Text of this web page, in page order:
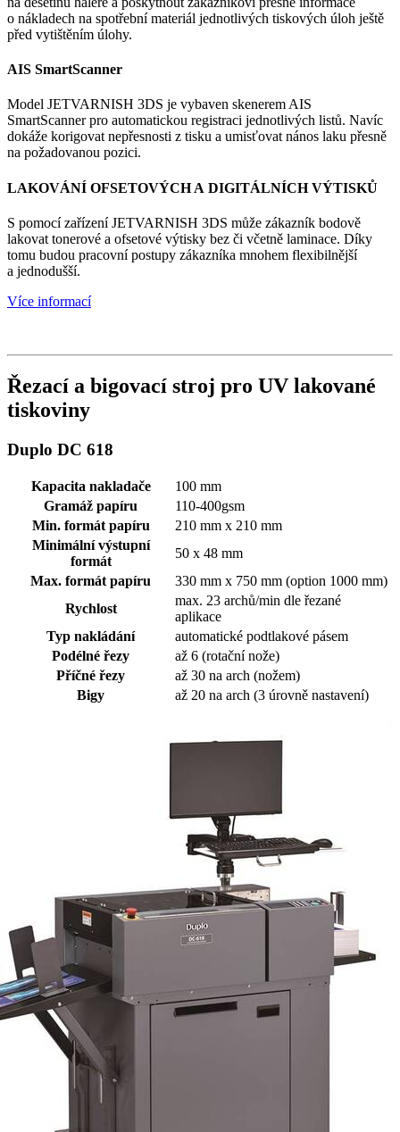
o nákladech na spotřební materiál jednotlivých tiskových úloh ještě
před vytištěním úlohy.
AIS SmartScanner
Model JETVARNISH 3DS je vybaven skenerem AIS
SmartScanner pro automatickou registraci jednotlivých listů. Navíc
dokáže korigovat nepřesnosti z tisku a umisťovat nános laku přesně
na požadovanou pozici.
LAKOVÁNÍ OFSETOVÝCH A DIGITÁLNÍCH VÝTISKŮ
S pomocí zařízení JETVARNISH 3DS může zákazník bodově
lakovat tonerové a ofsetové výtisky bez či včetně laminace. Díky
tomu budou pracovní postupy zákazníka mnohem flexibilnější
a jednodušší.
Více informací
Řezací a bigovací stroj pro UV lakované
tiskoviny
Duplo DC 618
Kapacita nakladače
100 mm
Gramáž papíru
110-400gsm
Min. formát papíru
210 mm x 210 mm
Minimální výstupní
formát
50 x 48 mm
Max. formát papíru
330 mm x 750 mm (option 1000 mm)
Rychlost
max. 23 archů/min dle řezané
aplikace
Typ nakládání
automatické podtlakové pásem
Podélné řezy
až 6 (rotační nože)
Příčné řezy
až 30 na arch (nožem)
Bigy
až 20 na arch (3 úrovně nastavení)